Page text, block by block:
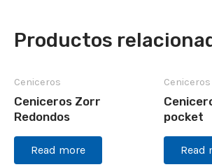
Productos
Ceniceros
Ceniceros Zorr
Redondos
Read more
Ceniceros
pocket
Read